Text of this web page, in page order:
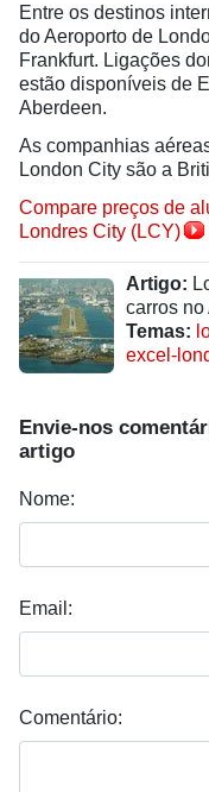
Entre os destinos
do Aeroporto de
Frankfurt. Ligações
estão disponíveis de
Aberdeen.
As companhias
London City são a
Compare preços de
Londres City (LCY)
Artigo:
carros no
Temas:
excel-
Envie-nos
artigo
Nome:
Email:
Comentário: